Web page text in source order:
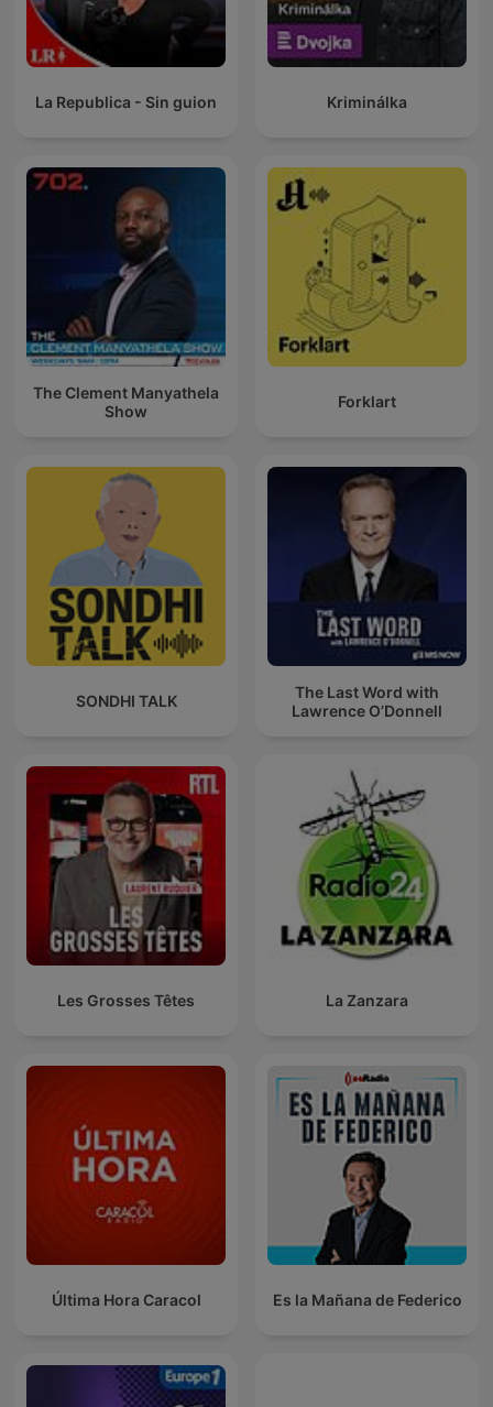
La Republica - Sin guion Kriminálka
The Clement Manyathela
Show
Forklart
SONDHI TALK
The Last Word with
Lawrence O’Donnell
Les Grosses Têtes La Zanzara
Última Hora Caracol Es la Mañana de Federico